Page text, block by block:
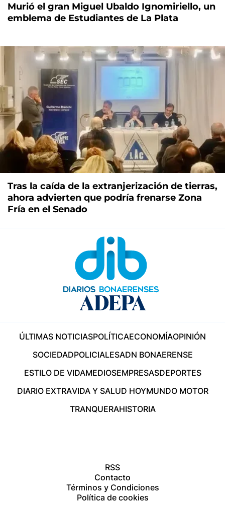
Murió el gran Miguel Ubaldo Ignomiriello, un
emblema de Estudiantes de La Plata
Tras la caída de la extranjerización de tierras,
ahora advierten que podría frenarse Zona
Fría en el Senado
ÚLTIMAS NOTICIASPOLÍTICAECONOMÍAOPINIÓN
SOCIEDADPOLICIALESADN BONAERENSE
ESTILO DE VIDAMEDIOSEMPRESASDEPORTES
DIARIO EXTRAVIDA Y SALUD HOYMUNDO MOTOR
TRANQUERAHISTORIA
RSS
Contacto
Términos y Condiciones
Política de cookies